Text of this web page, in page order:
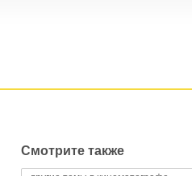
Смотрите также